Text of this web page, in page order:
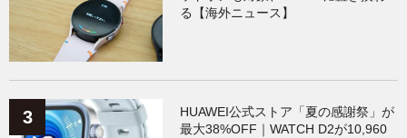
る【海外ニュース】
HUAWEI公式ストア「夏の感謝祭」が
最大38%OFF｜WATCH D2が10,960